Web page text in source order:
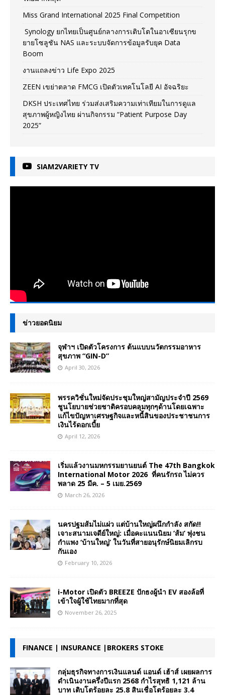
Miss Grand International 2025 Final Competition
Synology ยกไทยเป็นศูนย์กลางการเติบโตในอาเซียนรุกข
ยายโซลูชัน NAS และระบบจัดการข้อมูลรับยุค Data
Boom
งานแถลงข่าว Life Expo 2025
ZEEN เขย่าตลาด FMCG เปิดตัวเทคโนโลยี AI อัจฉริยะ
DKSH ประเทศไทย ร่วมส่งเสริมความเท่าเทียมในการดูแล
สุขภาพผู้หญิงไทย ผ่านกิจกรรม “Patient Purpose Day
2025”
SIAM2VARIETY TV
ข่าวยอดนิยม
จุฬาฯ เปิดตัวโครงการ ต้นแบบนวัตกรรมอาหาร
สุขภาพ “GIN-D”
April 30, 2026
พรรควิชั่นใหม่จัดประชุมใหญ่สามัญประจำปี 2569
ชูนโยบายช่วยชาติครอบคลุมทุกๆด้านโดยเฉพาะ
แก้ไขปัญหาเศรษฐกิจและหนี้สินของประชาชนการ
เงินไร้ดอกเบี้ย
April 12, 2026
เริ่มแล้วงานมหกรรมยานยนต์ The 47th Bangkok
International Motor 2026 ที่คนรักรถ ไม่ควร
พลาด 25 มีค. – 5 เมย.2569
March 26, 2026
นครปฐมส้มไม่แผ่ว แต่บ้านใหญ่ผนึกกำลัง สกัด!!
เจาะสนามเจดีย์ใหญ่: เมื่อคะแนนนิยม ‘ส้ม’ พุ่งชน
กำแพง ‘บ้านใหญ่’ ในวันที่สายอนุรักษ์นิยมเลิกรบ
กันเอง
February 10, 2026
i-Motor เปิดตัว BREEZE ปักธงผู้นำ EV สองล้อที่
เข้าใจผู้ใช้ไทยมากที่สุด
November 26, 2025
FINANCE | INSURANCE |BROKERS STOKE
กลุ่มธุรกิจทางการเงินแลนด์ แอนด์ เฮ้าส์ เผยผลการ
ดำเนินงานครึ่งปีแรก 2568 กำไรสุทธิ 1,121 ล้าน
บาท เติบโตร้อยละ 25.8 สินเชื่อโตร้อยละ 3.4